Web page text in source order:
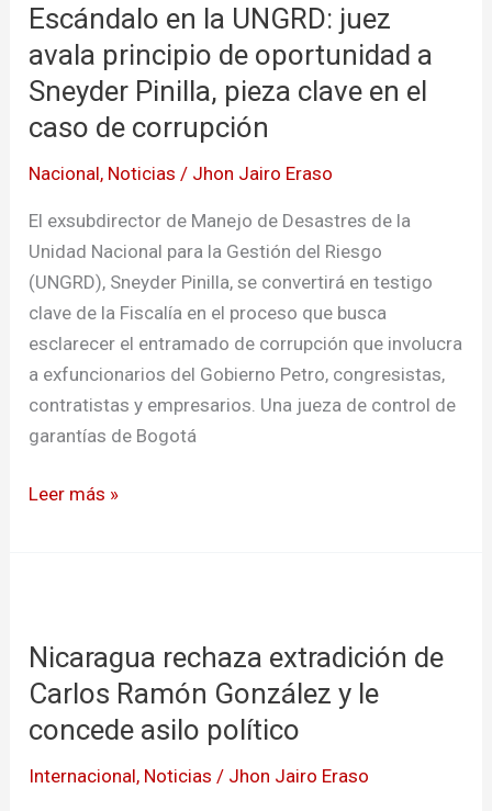
Escándalo en la UNGRD: juez
avala principio de oportunidad a
Sneyder Pinilla, pieza clave en el
caso de corrupción
Nacional, Noticias / Jhon Jairo Eraso
El exsubdirector de Manejo de Desastres de la
Unidad Nacional para la Gestión del Riesgo
(UNGRD), Sneyder Pinilla, se convertirá en testigo
clave de la Fiscalía en el proceso que busca
esclarecer el entramado de corrupción que involucra
a exfuncionarios del Gobierno Petro, congresistas,
contratistas y empresarios. Una jueza de control de
garantías de Bogotá
la
UNGRD:
juez
principio
de
a
Sneyder
Pinilla,
pieza
clave
en
el
caso
Leer más »
Nicaragua rechaza extradición de
Carlos Ramón González y le
concede asilo político
Internacional, Noticias / Jhon Jairo Eraso
extradición
de
González